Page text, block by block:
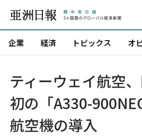
企業 経済 トピックス オ
ティーウェイ航空
初の「A330-
航空機の導入